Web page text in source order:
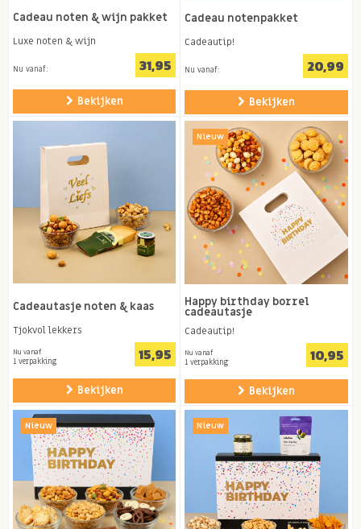
Cadeau noten & wijn pakket
Luxe noten & wijn
Nu vanaf: 31,95
Bekijken
Cadeau notenpakket
Cadeautip!
Nu vanaf: 20,99
Bekijken
Cadeautasje noten & kaas
Tjokvol lekkers
Nu vanaf
1 verpakking 15,95
Bekijken
Nieuw
Happy birthday borrel
cadeautasje
Cadeautip!
Nu vanaf
1 verpakking 10,95
Bekijken
Nieuw Nieuw